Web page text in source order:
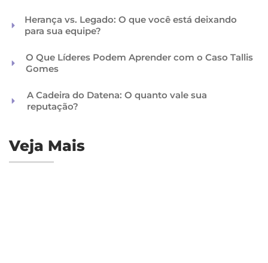
Herança vs. Legado: O que você está deixando
para sua equipe?
O Que Líderes Podem Aprender com o Caso Tallis
Gomes
A Cadeira do Datena: O quanto vale sua
reputação?
Veja Mais